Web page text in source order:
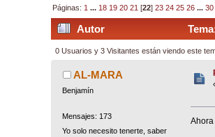
Páginas: 1 ... 18 19 20 21 [22]23 24 25 26 ...30
Autor
0 Usuarios y 3 Visitantes están viendo este
AL-MARA
Benjamín
Mensajes: 173
Yo solo necesito tenerte, saber